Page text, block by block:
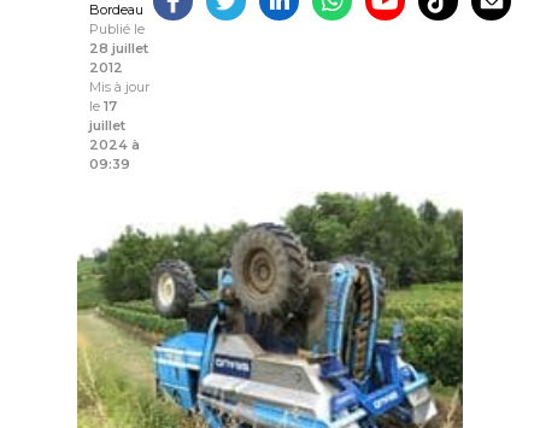
Bordeau
Publié le
28 juillet
2012
Mis à jour
le 17
juillet
2024 à
09:39